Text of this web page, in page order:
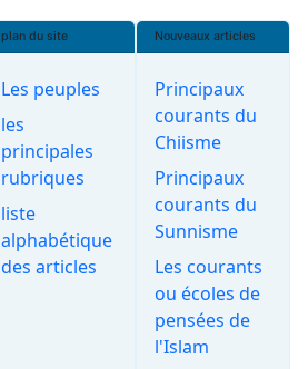
plan du site
Les peuples
les
principales
rubriques
liste
alphabétique
des articles
Nouveaux articles
Principaux
courants du
Chiisme
Principaux
courants du
Sunnisme
Les courants
ou écoles de
pensées de
l'Islam